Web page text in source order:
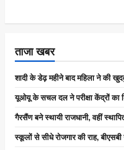
ताजा खबर
शादी के डेढ़ महीने बाद महिला ने की
यूओयू के सचल दल ने परीक्षा केंद्रों का
गैरसैंण बने स्थायी राजधानी, वहीं
स्कूलों से सीधे रोजगार की राह,